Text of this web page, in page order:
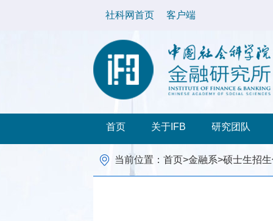
社科网首页 客户端
首页 关于IFB 研究团队
当前位置： 首页>金融系>硕士生招